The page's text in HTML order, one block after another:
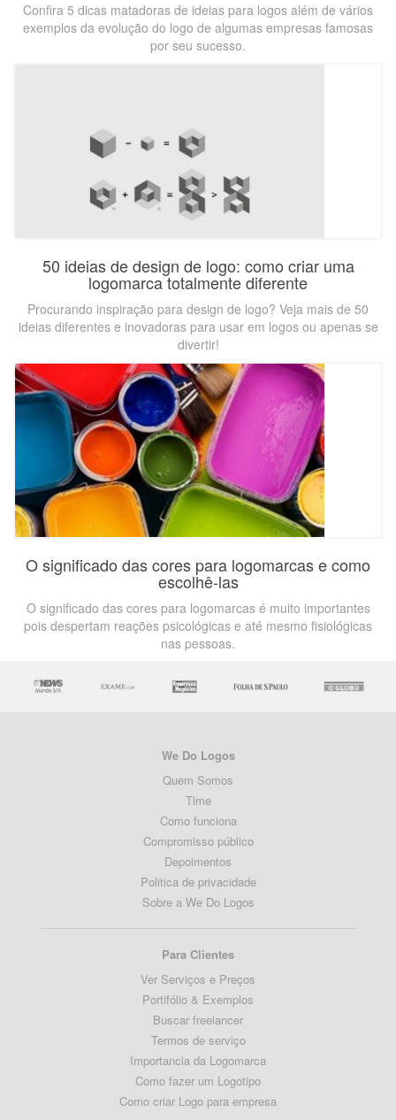
Confira 5 dicas matadoras de ideias para logos além de vários
exemplos da evolução do logo de algumas empresas famosas
por seu sucesso.
50 ideias de design de logo: como criar uma
logomarca totalmente diferente
Procurando inspiração para design de logo? Veja mais de 50
ideias diferentes e inovadoras para usar em logos ou apenas se
divertir!
O significado das cores para logomarcas e como
escolhê-las
O significado das cores para logomarcas é muito importantes
pois despertam reações psicológicas e até mesmo fisiológicas
nas pessoas.
We Do Logos
Quem Somos
Time
Como funciona
Compromisso público
Depoimentos
Politica de privacidade
Sobre a We Do Logos
Para Clientes
Ver Serviços e Preços
Portifólio & Exemplos
Buscar freelancer
Termos de serviço
Importancia da Logomarca
Como fazer um Logotipo
Como criar Logo para empresa